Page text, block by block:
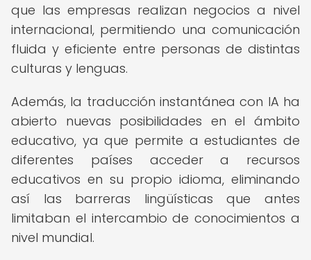
que las empresas realizan negocios a nivel
internacional, permitiendo una comunicación
fluida y eficiente entre personas de distintas
culturas y lenguas.
Además, la traducción instantánea con IA ha
abierto nuevas posibilidades en el ámbito
educativo, ya que permite a estudiantes de
diferentes países acceder a recursos
educativos en su propio idioma, eliminando
así las barreras lingüísticas que antes
limitaban el intercambio de conocimientos a
nivel mundial.